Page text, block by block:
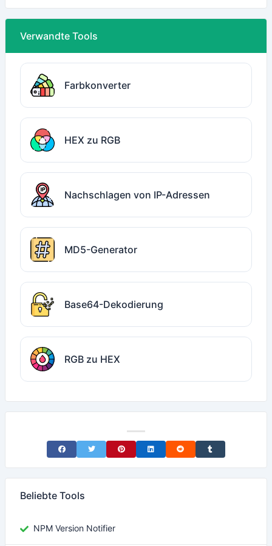
Verwandte Tools
Farbkonverter
HEX zu RGB
Nachschlagen von IP-Adressen
MD5-Generator
Base64-Dekodierung
RGB zu HEX
Share on Facebook
Share on TwitterShare on Pinterest
Share on LinkedIn
Share on RedditShare on Tumblr
Beliebte Tools
NPM Version Notifier